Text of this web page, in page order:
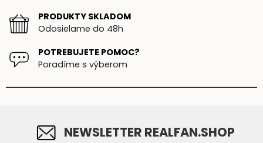
PRODUKTY SKLADOM
Odosielame do 48h
POTREBUJETE POMOC?
Poradíme s výberom
NEWSLETTER REALFAN.SHOP